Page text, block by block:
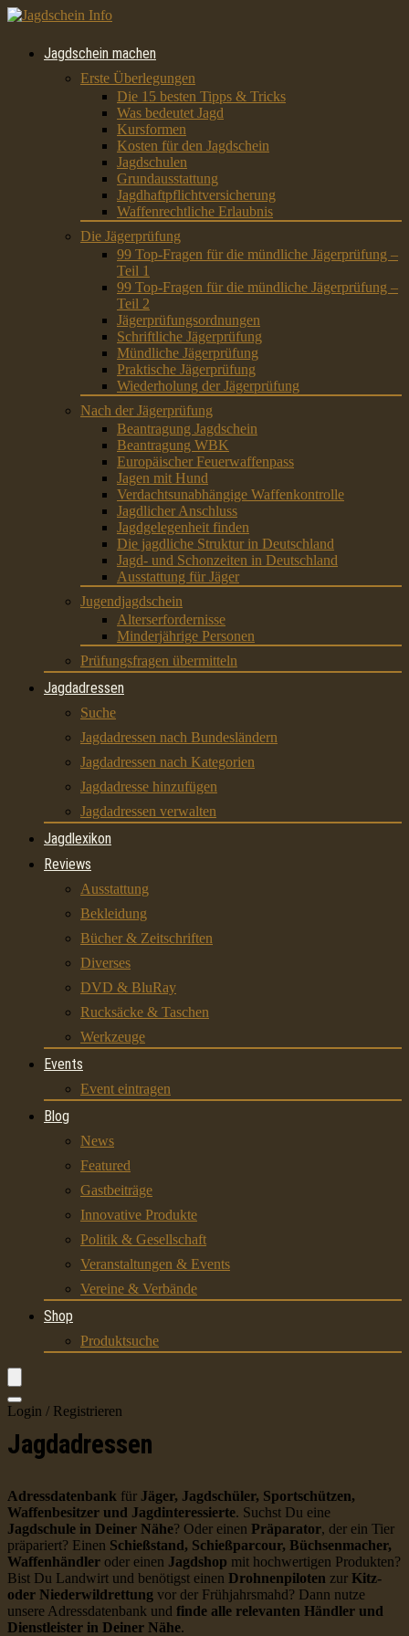
Jagdschein machen
Erste Überlegungen
Die 15 besten Tipps & Tricks
Was bedeutet Jagd
Kursformen
Kosten für den Jagdschein
Jagdschulen
Grundausstattung
Jagdhaftpflichtversicherung
Waffenrechtliche Erlaubnis
Die Jägerprüfung
99 Top-Fragen für die mündliche Jägerprüfung –
Teil 1
99 Top-Fragen für die mündliche Jägerprüfung –
Teil 2
Jägerprüfungsordnungen
Schriftliche Jägerprüfung
Mündliche Jägerprüfung
Praktische Jägerprüfung
Wiederholung der Jägerprüfung
Nach der Jägerprüfung
Beantragung Jagdschein
Beantragung WBK
Europäischer Feuerwaffenpass
Jagen mit Hund
Verdachtsunabhängige Waffenkontrolle
Jagdlicher Anschluss
Jagdgelegenheit finden
Die jagdliche Struktur in Deutschland
Jagd- und Schonzeiten in Deutschland
Ausstattung für Jäger
Jugendjagdschein
Alterserfordernisse
Minderjährige Personen
Prüfungsfragen übermitteln
Jagdadressen
Suche
Jagdadressen nach Bundesländern
Jagdadressen nach Kategorien
Jagdadresse hinzufügen
Jagdadressen verwalten
Jagdlexikon
Reviews
Ausstattung
Bekleidung
Bücher & Zeitschriften
Diverses
DVD & BluRay
Rucksäcke & Taschen
Werkzeuge
Events
Event eintragen
Blog
News
Featured
Gastbeiträge
Innovative Produkte
Politik & Gesellschaft
Veranstaltungen & Events
Vereine & Verbände
Shop
Produktsuche
Login / Registrieren
Jagdadressen
Adressdatenbank für Jäger, Jagdschüler, Sportschützen,
Waffenbesitzer und Jagdinteressierte. Suchst Du eine
Jagdschule in Deiner Nähe? Oder einen Präparator, der ein Tier
präpariert? Einen Schießstand, Schießparcour, Büchsenmacher,
Waffenhändler oder einen Jagdshop mit hochwertigen Produkten?
Bist Du Landwirt und benötigst einen Drohnenpiloten zur Kitz-
oder Niederwildrettung vor der Frühjahrsmahd? Dann nutze
unsere Adressdatenbank und finde alle relevanten Händler und
Dienstleister in Deiner Nähe.